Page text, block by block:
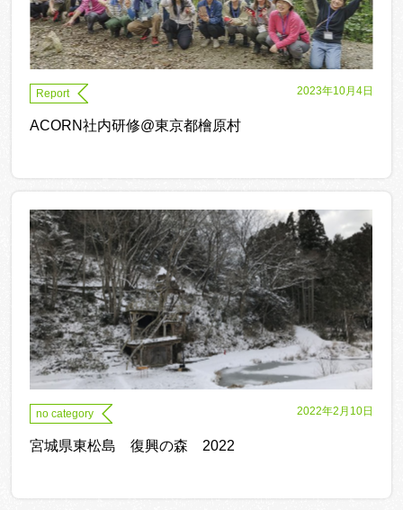
Report 2023年10月4日
ACORN社内研修@東京都檜原村
no category 2022年2月10日
宮城県東松島 復興の森 2022